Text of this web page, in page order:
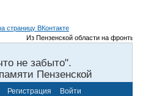
Из Пензенской области на фронты
не забыто".
Пензенской
Регистрация Войти